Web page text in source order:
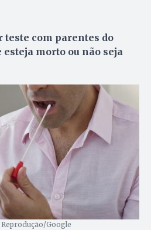
teste com parentes do
esteja morto ou não seja
Google